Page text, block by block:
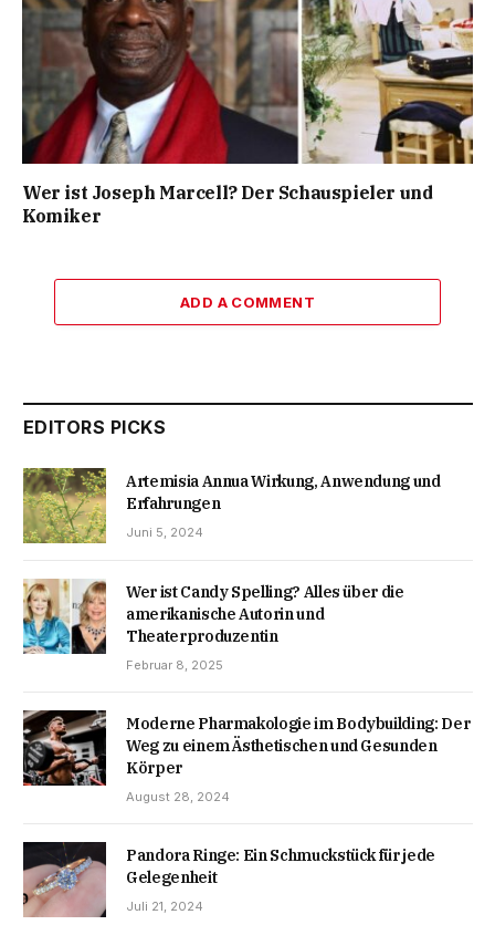
Wer ist Joseph Marcell? Der Schauspieler und
Komiker
ADD A COMMENT
EDITORS PICKS
Artemisia Annua Wirkung, Anwendung und
Erfahrungen
Juni 5, 2024
Wer ist Candy Spelling? Alles über die
amerikanische Autorin und
Theaterproduzentin
Februar 8, 2025
Moderne Pharmakologie im Bodybuilding: Der
Weg zu einem Ästhetischen und Gesunden
Körper
August 28, 2024
Pandora Ringe: Ein Schmuckstück für jede
Gelegenheit
Juli 21, 2024